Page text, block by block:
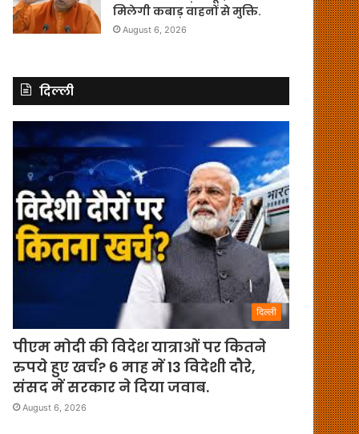
मिलेगी कबाड़ वाहनों से मुक्ति.
August 6, 2026
दिल्ली
दिल्ली
पीएम मोदी की विदेश यात्राओं पर कितने
रुपये हुए खर्च? 6 माह में 13 विदेशी दौरे,
संसद में सरकार ने दिया जवाब.
August 6, 2026